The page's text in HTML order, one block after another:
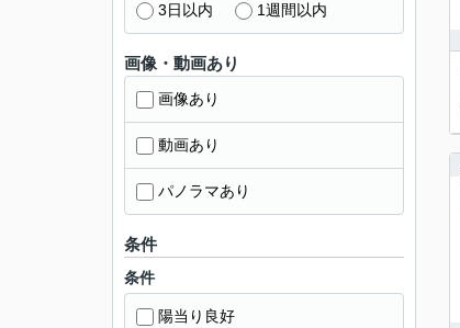
3日以内 1週間以内
画像・動画あり
画像あり
動画あり
パノラマあり
条件
条件
陽当り良好